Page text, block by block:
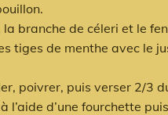
branche de céleri et le
tiges de menthe avec le
poivrer, puis verser 2/3
d’une fourchette